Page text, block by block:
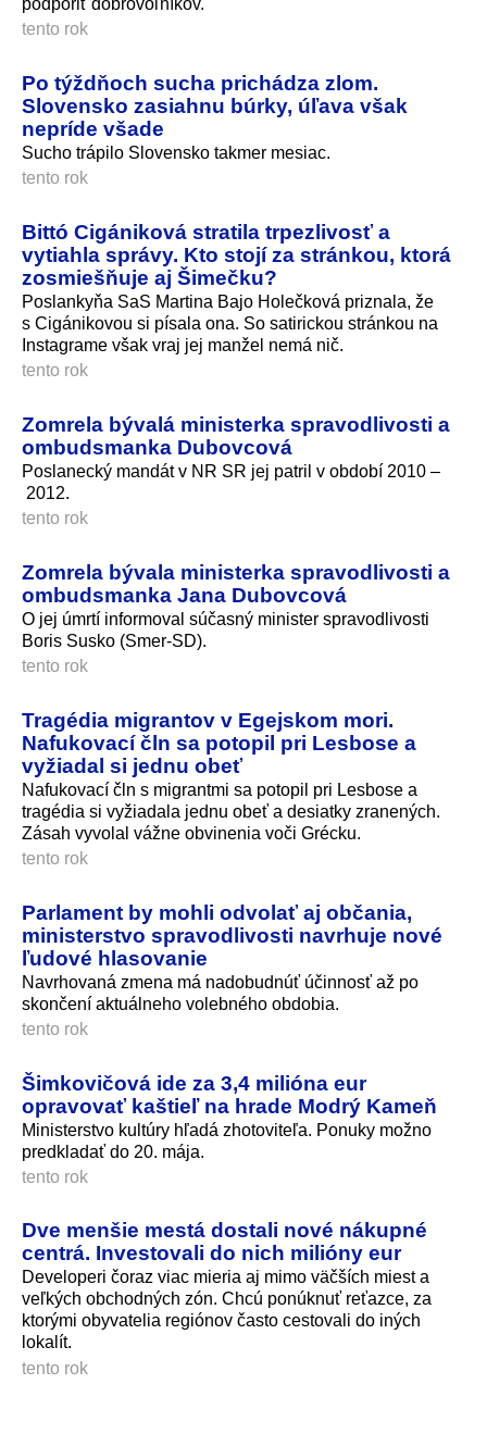
podporiť dobrovoľníkov.
tento rok
Po týždňoch sucha prichádza zlom.
Slovensko zasiahnu búrky, úľava však
nepríde všade
Sucho trápilo Slovensko takmer mesiac.
tento rok
Bittó Cigániková stratila trpezlivosť a
vytiahla správy. Kto stojí za stránkou, ktorá
zosmiešňuje aj Šimečku?
Poslankyňa SaS Martina Bajo Holečková priznala, že
s Cigánikovou si písala ona. So satirickou stránkou na
Instagrame však vraj jej manžel nemá nič.
tento rok
Zomrela bývalá ministerka spravodlivosti a
ombudsmanka Dubovcová
Poslanecký mandát v NR SR jej patril v období 2010 –
2012.
tento rok
Zomrela bývala ministerka spravodlivosti a
ombudsmanka Jana Dubovcová
O jej úmrtí informoval súčasný minister spravodlivosti
Boris Susko (Smer-SD).
tento rok
Tragédia migrantov v Egejskom mori.
Nafukovací čln sa potopil pri Lesbose a
vyžiadal si jednu obeť
Nafukovací čln s migrantmi sa potopil pri Lesbose a
tragédia si vyžiadala jednu obeť a desiatky zranených.
Zásah vyvolal vážne obvinenia voči Grécku.
tento rok
Parlament by mohli odvolať aj občania,
ministerstvo spravodlivosti navrhuje nové
ľudové hlasovanie
Navrhovaná zmena má nadobudnúť účinnosť až po
skončení aktuálneho volebného obdobia.
tento rok
Šimkovičová ide za 3,4 milióna eur
opravovať kaštieľ na hrade Modrý Kameň
Ministerstvo kultúry hľadá zhotoviteľa. Ponuky možno
predkladať do 20. mája.
tento rok
Dve menšie mestá dostali nové nákupné
centrá. Investovali do nich milióny eur
Developeri čoraz viac mieria aj mimo väčších miest a
veľkých obchodných zón. Chcú ponúknuť reťazce, za
ktorými obyvatelia regiónov často cestovali do iných
lokalít.
tento rok